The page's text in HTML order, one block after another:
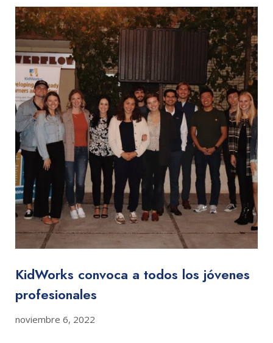
KidWorks convoca a todos los jóvenes
profesionales
noviembre 6, 2022